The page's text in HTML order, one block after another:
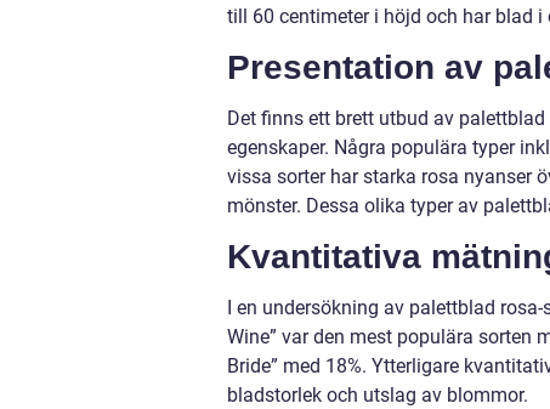
till 60 centimeter i höjd och har blad
Presentation av
Det finns ett brett utbud av
egenskaper. Några populära typer
vissa sorter har starka rosa nyanser
mönster. Dessa olika typer av
Kvantitativa
I en undersökning av palettblad
Wine” var den mest populära sorten
Bride” med 18%. Ytterligare
bladstorlek och utslag av blommor.